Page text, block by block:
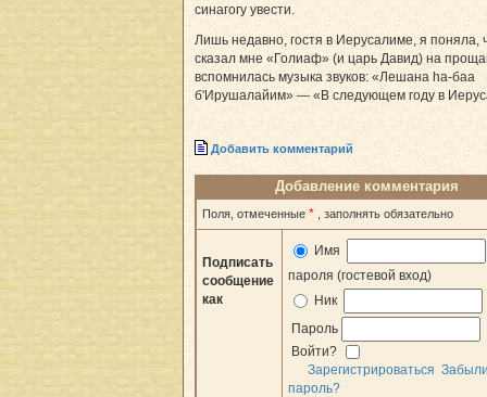
синагогу увести.
Лишь недавно, гостя в Иерусалиме, я поняла,
сказал мне «Голиаф» (и царь Давид) на
вспомнилась музыка звуков: «Лешана hа-баа
б'Ирушалайим» — «В следующем году в
Добавить комментарий
Добавление комментария
Поля, отмеченные * , заполнять обязательно
Подписать
сообщение
как
Имя
пароля (гостевой вход)
Ник
Пароль
Войти?
Зарегистрироваться
пароль?